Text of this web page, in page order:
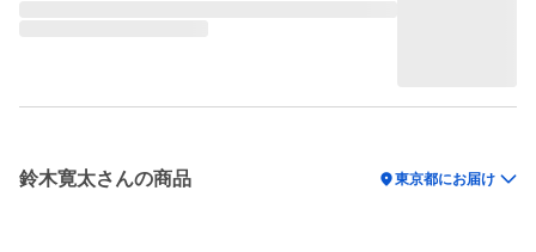
鈴木寛太さんの商品 location_on東京都にお届け